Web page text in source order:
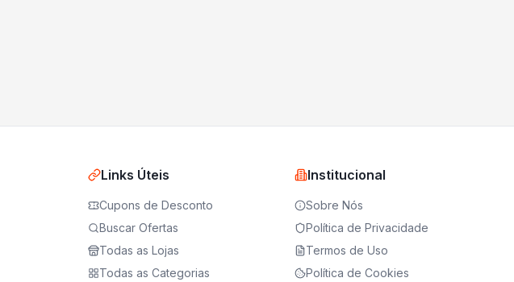
Links Úteis
Cupons de Desconto
Buscar Ofertas
Todas as Lojas
Todas as Categorias
Institucional
Sobre Nós
Política de Privacidade
Termos de Uso
Política de Cookies